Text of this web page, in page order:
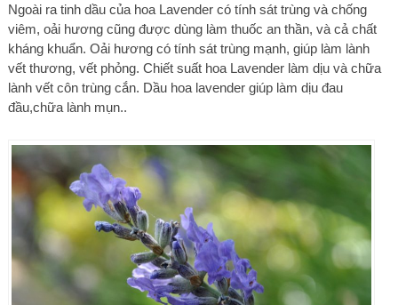
Ngoài ra tinh dầu của hoa Lavender có tính sát trùng và chống
viêm, oải hương cũng được dùng làm thuốc an thần, và cả chất
kháng khuẩn. Oải hương có tính sát trùng mạnh, giúp làm lành
vết thương, vết phỏng. Chiết suất hoa Lavender làm dịu và chữa
lành vết côn trùng cắn. Dầu hoa lavender giúp làm dịu đau
đầu,chữa lành mụn..